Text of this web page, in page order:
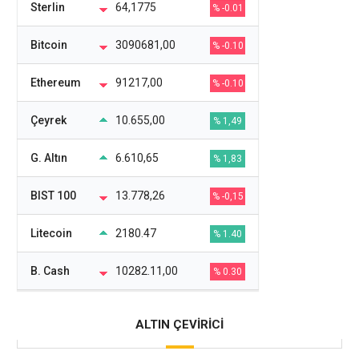
Sterlin 64,1775 % -0.01
Bitcoin 3090681,00 % -0.10
Ethereum 91217,00 % -0.10
Çeyrek 10.655,00 % 1,49
G. Altın 6.610,65 % 1,83
BIST 100 13.778,26 % -0,15
Litecoin 2180.47 % 1.40
B. Cash 10282.11,00 % 0.30
ALTIN ÇEVİRİCİ